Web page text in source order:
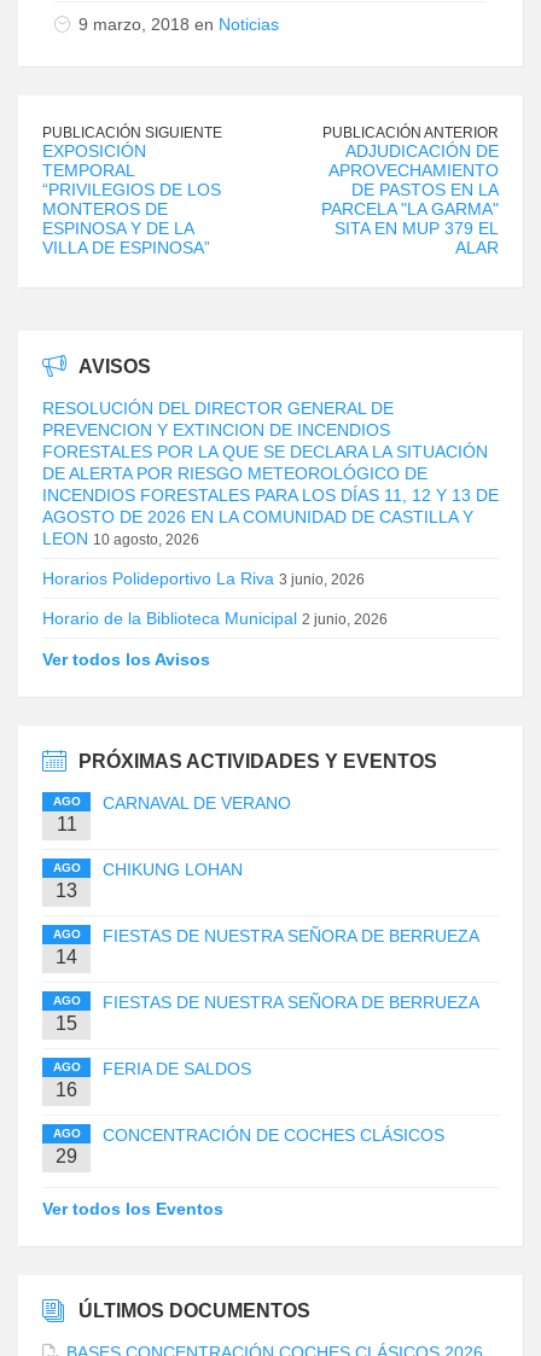
9 marzo, 2018 en Noticias
PUBLICACIÓN SIGUIENTE
EXPOSICIÓN
TEMPORAL
“PRIVILEGIOS DE LOS
MONTEROS DE
ESPINOSA Y DE LA
VILLA DE ESPINOSA”
PUBLICACIÓN ANTERIOR
ADJUDICACIÓN DE
APROVECHAMIENTO
DE PASTOS EN LA
PARCELA "LA GARMA"
SITA EN MUP 379 EL
ALAR
AVISOS
RESOLUCIÓN DEL DIRECTOR GENERAL DE
PREVENCION Y EXTINCION DE INCENDIOS
FORESTALES POR LA QUE SE DECLARA LA SITUACIÓN
DE ALERTA POR RIESGO METEOROLÓGICO DE
INCENDIOS FORESTALES PARA LOS DÍAS 11, 12 Y 13 DE
AGOSTO DE 2026 EN LA COMUNIDAD DE CASTILLA Y
LEON 10 agosto, 2026
Horarios Polideportivo La Riva 3 junio, 2026
Horario de la Biblioteca Municipal 2 junio, 2026
Ver todos los Avisos
PRÓXIMAS ACTIVIDADES Y EVENTOS
AGO
11
CARNAVAL DE VERANO
AGO
13
CHIKUNG LOHAN
AGO
14
FIESTAS DE NUESTRA SEÑORA DE BERRUEZA
AGO
15
FIESTAS DE NUESTRA SEÑORA DE BERRUEZA
AGO
16
FERIA DE SALDOS
AGO
29
CONCENTRACIÓN DE COCHES CLÁSICOS
Ver todos los Eventos
ÚLTIMOS DOCUMENTOS